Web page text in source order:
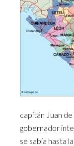
capitán Juan
gobernador
se sabía hasta